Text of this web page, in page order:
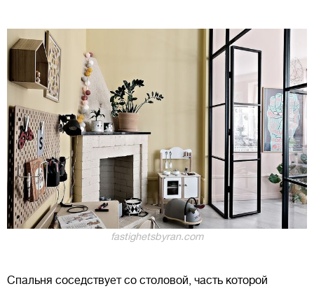
fastighetsbyran.com
Спальня соседствует со столовой, часть которой